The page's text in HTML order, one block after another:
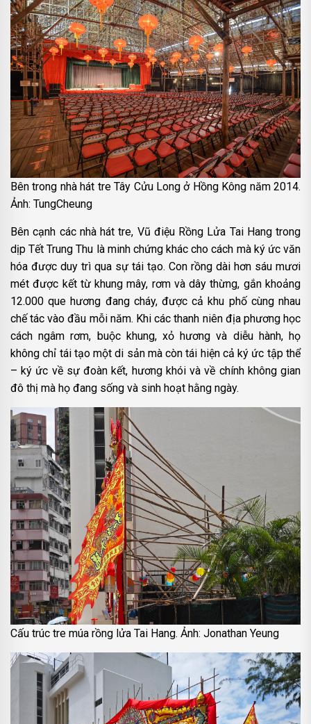
Bên trong nhà hát tre Tây Cửu Long ở Hồng Kông năm 2014.
Ảnh: TungCheung
Bên cạnh các nhà hát tre, Vũ điệu Rồng Lửa Tai Hang trong
dịp Tết Trung Thu là minh chứng khác cho cách mà ký ức văn
hóa được duy trì qua sự tái tạo. Con rồng dài hơn sáu mươi
mét được kết từ khung mây, rơm và dây thừng, gắn khoảng
12.000 que hương đang cháy, được cả khu phố cùng nhau
chế tác vào đầu mỗi năm. Khi các thanh niên địa phương học
cách ngâm rơm, buộc khung, xỏ hương và diễu hành, họ
không chỉ tái tạo một di sản mà còn tái hiện cả ký ức tập thể
– ký ức về sự đoàn kết, hương khói và về chính không gian
đô thị mà họ đang sống và sinh hoạt hằng ngày.
Cấu trúc tre múa rồng lửa Tai Hang. Ảnh: Jonathan Yeung